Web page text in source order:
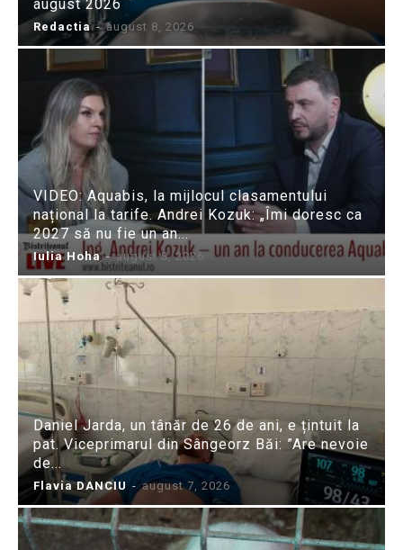
august 2026
Redactia - august 8, 2026
VIDEO: Aquabis, la mijlocul clasamentului
național la tarife. Andrei Kozuk: „Îmi doresc ca
2027 să nu fie un an...
Iulia Hoha - august 8, 2026
Daniel Jarda, un tânăr de 26 de ani, e țintuit la
pat. Viceprimarul din Sângeorz Băi: ”Are nevoie
de...
Flavia DANCIU - august 7, 2026